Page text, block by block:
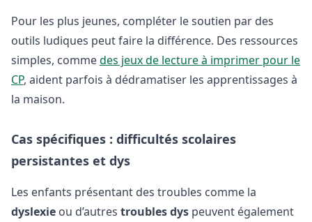
Pour les plus jeunes, compléter le soutien par des
outils ludiques peut faire la différence. Des ressources
simples, commedes jeux de lecture à imprimer pour le
CP, aident parfois à dédramatiser les apprentissages à
la maison.
Cas spécifiques : difficultés scolaires
persistantes et dys
Les enfants présentant des troubles comme la
dyslexie ou d’autres troubles dys peuvent également